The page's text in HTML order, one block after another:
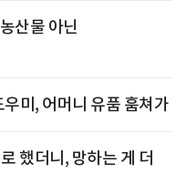
산물 아닌
미, 어머니 유품 훔쳐가
했더니, 망하는 게 더